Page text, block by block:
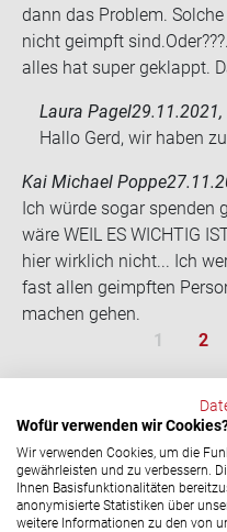
dann das Pro­blem.
nicht ge­impft
alles hat super ge­klappt.
Laura Pagel29.11.2021,
Hallo Gerd, wir haben
Kai Michael Poppe
Ich würde sogar spen­den
wäre WEIL ES WICH­TIG
hier wirk­lich nicht... Ich
fast allen ge­impf­ten
ma­chen gehen.
Sei­ten­num­me­rie­rung
Aktuelle
1 Seite
2
ZURÜCK
Wofür verwenden wir
Wir verwenden Cookies, um die
gewährleisten und zu verbessern.
Ihnen Basisfunktionalitäten
anonymisierte Statistiken über
weitere Informationen zu den von